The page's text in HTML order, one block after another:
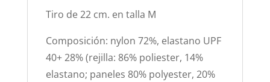
Tiro de 22 cm. en talla M
Composición: nylon 72%, elastano UPF
40+ 28% (rejilla: 86% poliester, 14%
elastano; paneles 80% polyester, 20%